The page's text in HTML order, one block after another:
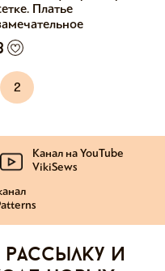
Платье
2
Канал на YouTube
VikiSews
и